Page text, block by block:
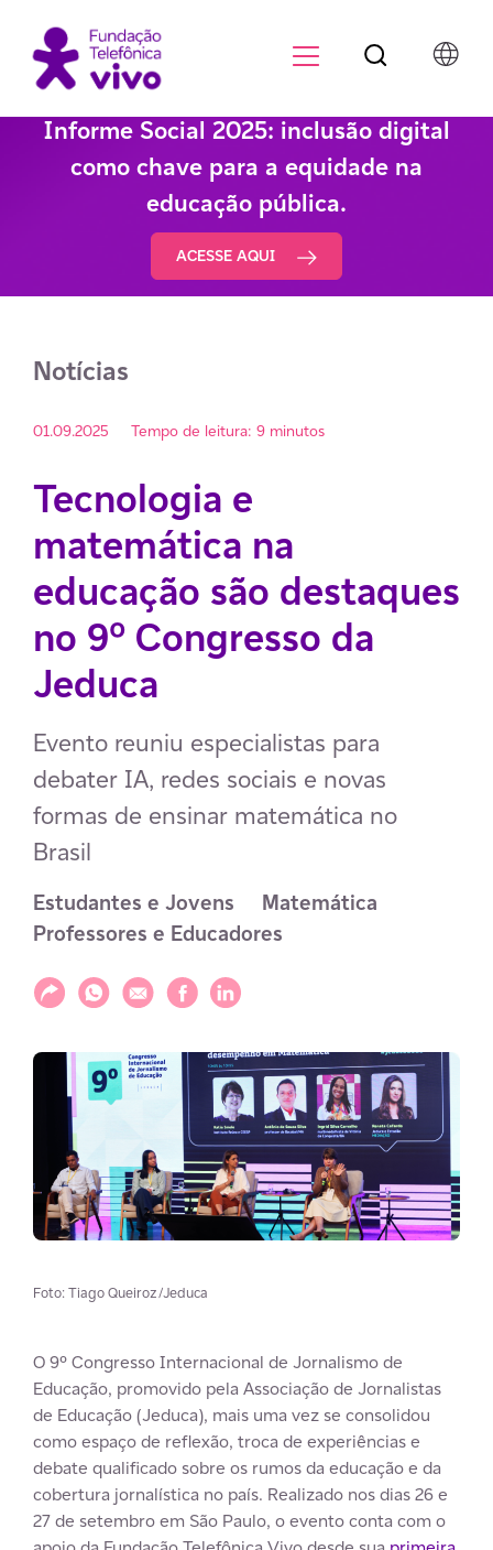
Informe Social 2025: inclusão digital
como chave para a equidade na
educação pública.
ACESSE AQUI
Notícias
01.09.2025 Tempo de leitura: 9 minutos
Tecnologia e
matemática na
educação são destaques
no 9º Congresso da
Jeduca
Evento reuniu especialistas para
debater IA, redes sociais e novas
formas de ensinar matemática no
Brasil
Estudantes e Jovens
Matemática
Professores e Educadores
Compartilhar
Compartilhar via WhatsApp
Compartilhar via E-mail
Compartilhar via Facebook
Compartilhar via LinkedIn
Foto: Tiago Queiroz/Jeduca
O 9º Congresso Internacional de Jornalismo de
Educação, promovido pela Associação de Jornalistas
de Educação (Jeduca), mais uma vez se consolidou
como espaço de reflexão, troca de experiências e
debate qualificado sobre os rumos da educação e da
cobertura jornalística no país. Realizado nos dias 26 e
27 de setembro em São Paulo, o evento conta com o
Botão de